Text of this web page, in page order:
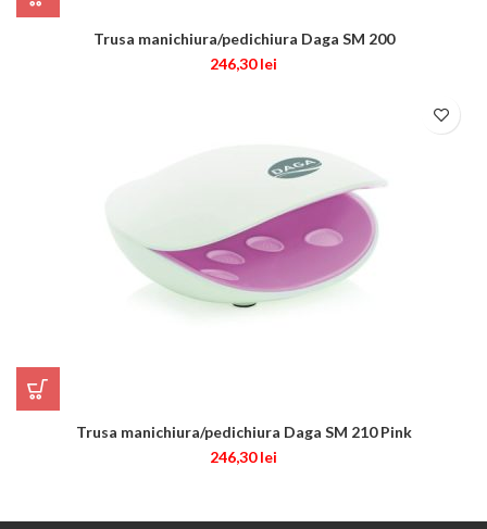
Trusa manichiura/pedichiura Daga SM 200
246,30lei
Trusa manichiura/pedichiura Daga SM 210 Pink
246,30lei